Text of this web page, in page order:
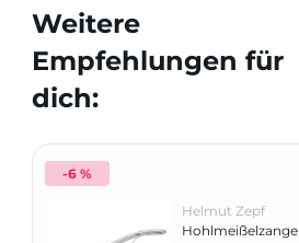
Weitere
Empfehlungen für
dich:
-6 %
Helmut Zepf
Hohlmeißelzange